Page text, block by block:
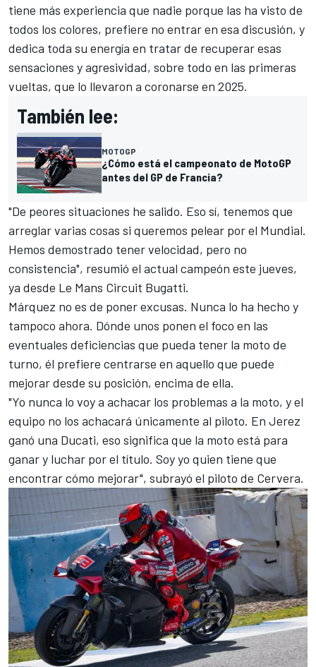
tiene más experiencia que nadie porque las ha visto de
todos los colores, prefiere no entrar en esa discusión, y
dedica toda su energía en tratar de recuperar esas
sensaciones y agresividad, sobre todo en las primeras
vueltas, que lo llevaron a coronarse en 2025.
También lee:
MOTOGP
¿Cómo está el campeonato de MotoGP
antes del GP de Francia?
"De peores situaciones he salido. Eso sí, tenemos que
arreglar varias cosas si queremos pelear por el Mundial.
Hemos demostrado tener velocidad, pero no
consistencia", resumió el actual campeón este jueves,
ya desde Le Mans Circuit Bugatti.
Márquez no es de poner excusas. Nunca lo ha hecho y
tampoco ahora. Dónde unos ponen el foco en las
eventuales deficiencias que pueda tener la moto de
turno, él prefiere centrarse en aquello que puede
mejorar desde su posición, encima de ella.
"Yo nunca lo voy a achacar los problemas a la moto, y el
equipo no los achacará únicamente al piloto. En Jerez
ganó una Ducati, eso significa que la moto está para
ganar y luchar por el título. Soy yo quien tiene que
encontrar cómo mejorar", subrayó el piloto de Cervera.